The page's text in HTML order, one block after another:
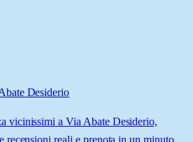
Desiderio
vicinissimi a Via Abate Desiderio,
recensioni reali e prenota in un minuto.